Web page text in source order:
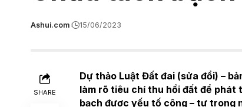
Ashui.com 15/06/2023
SHARE
Dự thảo Luật Đất đai (sửa đổi) –
làm rõ tiêu chí thu hồi đất để phát
bạch được yếu tố công – tư trong